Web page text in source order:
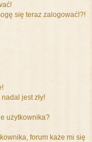
się teraz zalogować!?!
jest zły!
użytkownika?
forum każe mi się